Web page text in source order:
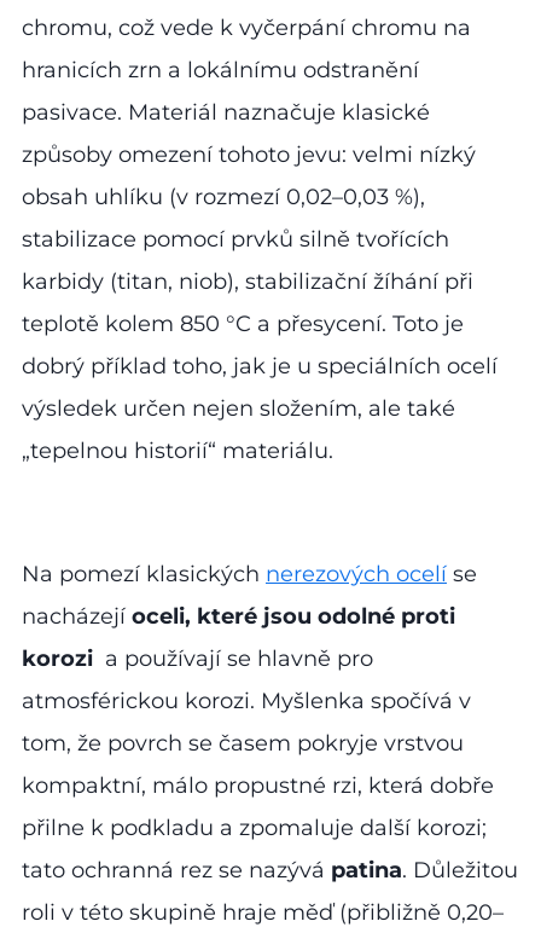
chromu, což vede k vyčerpání chromu na
hranicích zrn a lokálnímu odstranění
pasivace. Materiál naznačuje klasické
způsoby omezení tohoto jevu: velmi nízký
obsah uhlíku (v rozmezí 0,02–0,03 %),
stabilizace pomocí prvků silně tvořících
karbidy (titan, niob), stabilizační žíhání při
teplotě kolem 850 °C a přesycení. Toto je
dobrý příklad toho, jak je u speciálních ocelí
výsledek určen nejen složením, ale také
„tepelnou historií“ materiálu.
Na pomezí klasických nerezových ocelí se
nacházejí oceli, které jsou odolné proti
korozi a používají se hlavně pro
atmosférickou korozi. Myšlenka spočívá v
tom, že povrch se časem pokryje vrstvou
kompaktní, málo propustné rzi, která dobře
přilne k podkladu a zpomaluje další korozi;
tato ochranná rez se nazývá patina. Důležitou
roli v této skupině hraje měď (přibližně 0,20–